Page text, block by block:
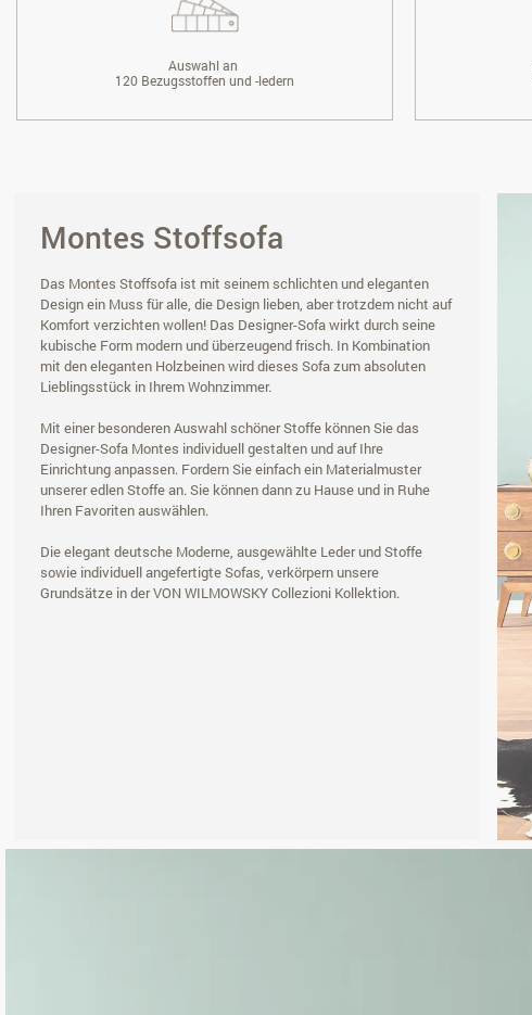
Auswahl an
120 Bezugsstoffen und -ledern
Montes Stoffsofa
Das Montes Stoffsofa ist mit seinem schlichten und eleganten
Design ein Muss für alle, die Design lieben, aber trotzdem nicht auf
Komfort verzichten wollen! Das Designer-Sofa wirkt durch seine
kubische Form modern und überzeugend frisch. In Kombination
mit den eleganten Holzbeinen wird dieses Sofa zum absoluten
Lieblingsstück in Ihrem Wohnzimmer.
Mit einer besonderen Auswahl schöner Stoffe können Sie das
Designer-Sofa Montes individuell gestalten und auf Ihre
Einrichtung anpassen. Fordern Sie einfach ein Materialmuster
unserer edlen Stoffe an. Sie können dann zu Hause und in Ruhe
Ihren Favoriten auswählen.
Die elegant deutsche Moderne, ausgewählte Leder und Stoffe
sowie individuell angefertigte Sofas, verkörpern unsere
Grundsätze in der VON WILMOWSKY Collezioni Kollektion.